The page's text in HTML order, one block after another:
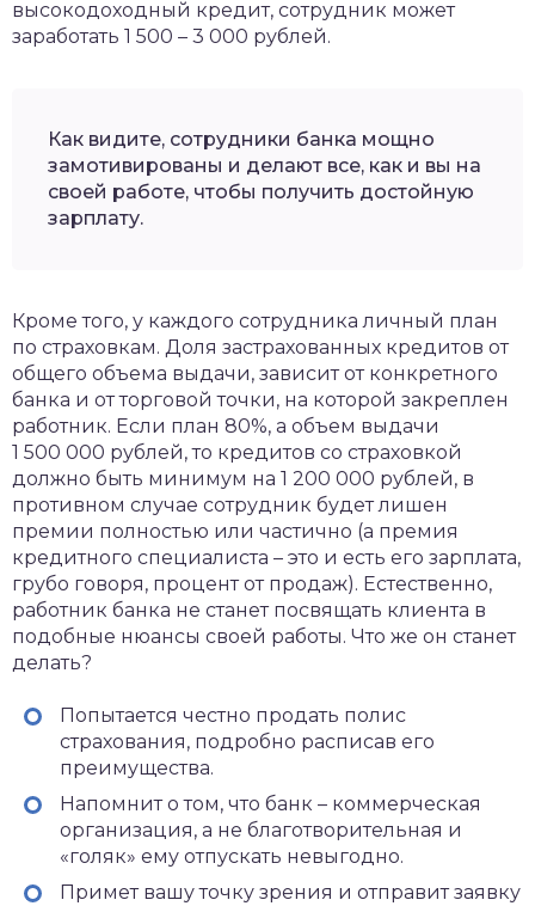
высокодоходный кредит, сотрудник может
заработать 1 500 – 3 000 рублей.
Как видите, сотрудники банка мощно
замотивированы и делают все, как и вы на
своей работе, чтобы получить достойную
зарплату.
Кроме того, у каждого сотрудника личный план
по страховкам. Доля застрахованных кредитов от
общего объема выдачи, зависит от конкретного
банка и от торговой точки, на которой закреплен
работник. Если план 80%, а объем выдачи
1 500 000 рублей, то кредитов со страховкой
должно быть минимум на 1 200 000 рублей, в
противном случае сотрудник будет лишен
премии полностью или частично (а премия
кредитного специалиста – это и есть его зарплата,
грубо говоря, процент от продаж). Естественно,
работник банка не станет посвящать клиента в
подобные нюансы своей работы. Что же он станет
делать?
Попытается честно продать полис
страхования, подробно расписав его
преимущества.
Напомнит о том, что банк – коммерческая
организация, а не благотворительная и
«голяк» ему отпускать невыгодно.
Примет вашу точку зрения и отправит заявку